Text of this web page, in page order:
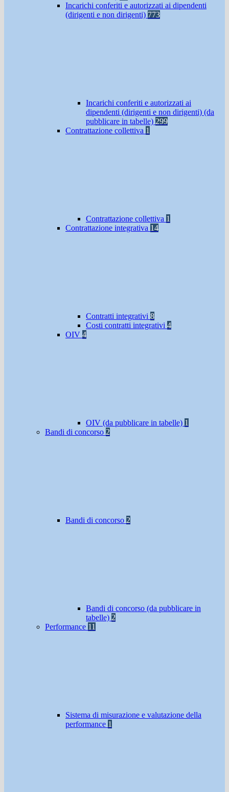
Incarichi conferiti e autorizzati ai dipendenti
(dirigenti e non dirigenti) 773
Incarichi conferiti e autorizzati ai
dipendenti (dirigenti e non dirigenti) (da
pubblicare in tabelle) 299
Contrattazione collettiva 1
Contrattazione collettiva 1
Contrattazione integrativa 14
Contratti integrativi 8
Costi contratti integrativi 4
OIV 4
OIV (da pubblicare in tabelle) 1
Bandi di concorso 2
Bandi di concorso 2
Bandi di concorso (da pubblicare in
tabelle) 2
Performance 11
Sistema di misurazione e valutazione della
performance 1